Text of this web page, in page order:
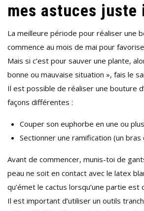
mes astuces juste
La meilleure période pour réaliser une
commence au mois de mai pour
Mais si c’est pour sauver une plante,
bonne ou mauvaise situation », fais le
Il est possible de réaliser une bouture
façons différentes :
Couper son euphorbe en une ou
Sectionner une ramification (un
Avant de commencer, munis-toi de
peau ne soit en contact avec le latex
qu’émet le cactus lorsqu’une partie est
Il est important d’utiliser un outils